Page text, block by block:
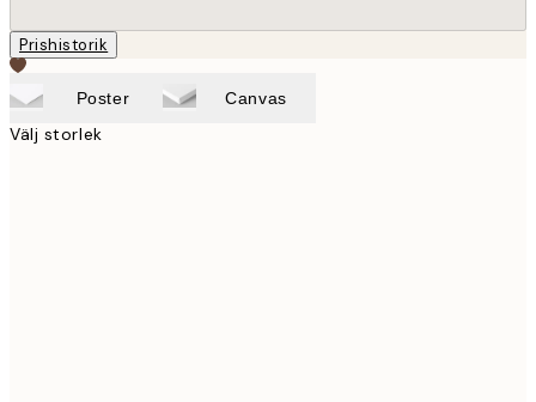
Prishistorik
Poster Canvas
Välj storlek